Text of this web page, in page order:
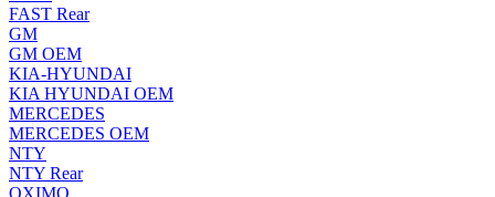
FAST Rear
GM
GM OEM
KIA-HYUNDAI
KIA HYUNDAI OEM
MERCEDES
MERCEDES OEM
NTY
NTY Rear
OXIMO